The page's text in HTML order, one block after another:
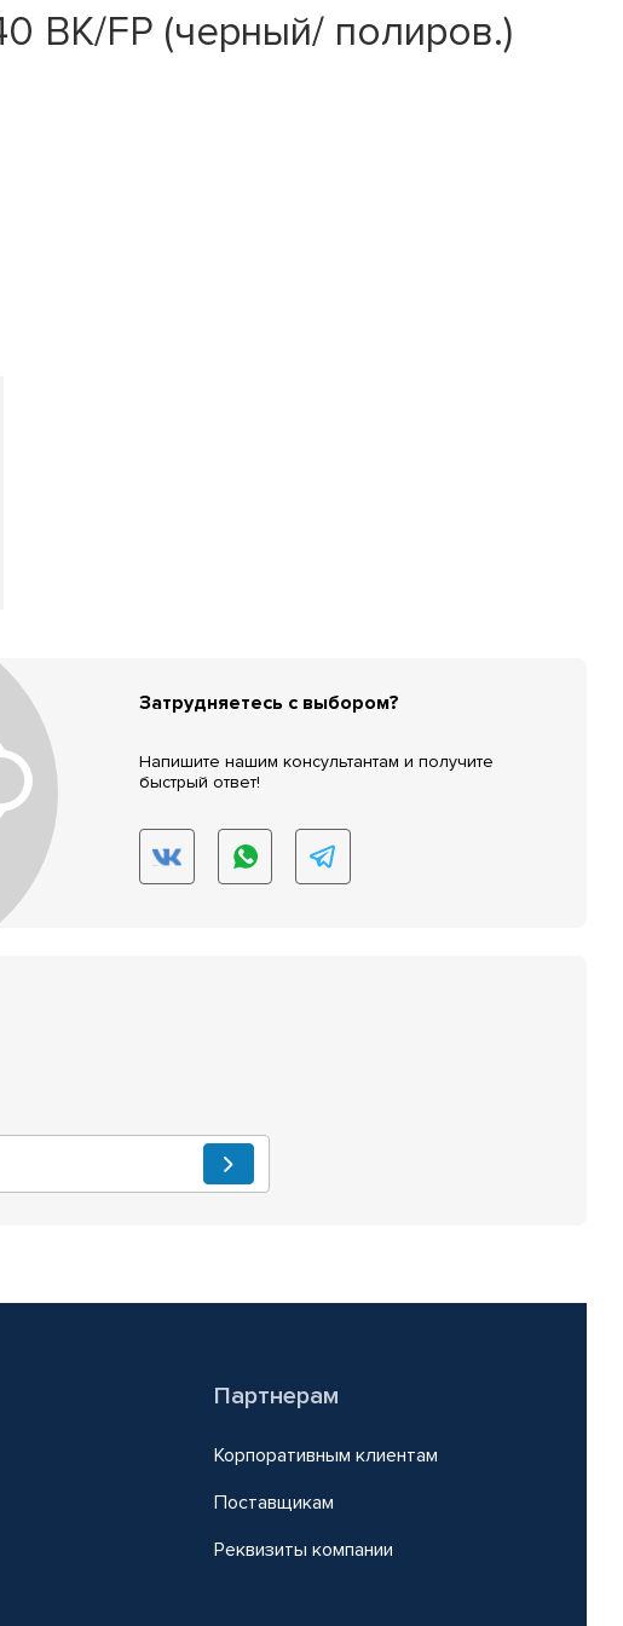
BK/FP (черный/ полиров.)
Затрудняетесь с выбором?
Напишите нашим консультантам и получите
быстрый ответ!
Партнерам
Корпоративным клиентам
Поставщикам
Реквизиты компании